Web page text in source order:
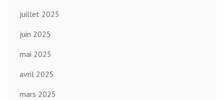
juillet 2025
juin 2025
mai 2025
avril 2025
mars 2025